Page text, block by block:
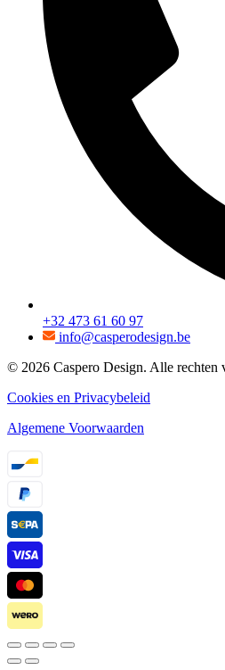
+32 473 61 60 97
info@casperodesign.be
© 2026 Caspero Design. Alle rechten
Cookies en Privacybeleid
Algemene Voorwaarden